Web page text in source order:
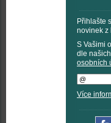
Přihlašte
novinek z
S Vašimi
dle našich
osobních
Více